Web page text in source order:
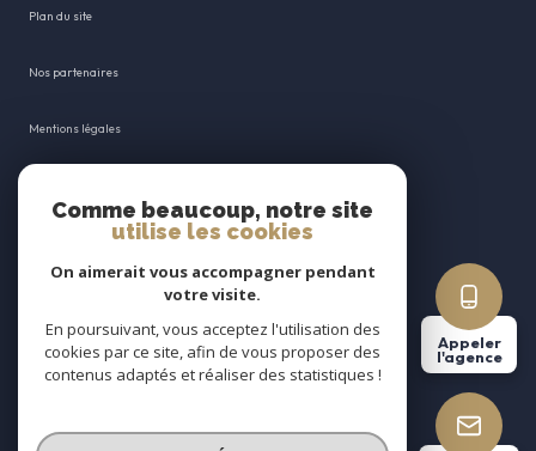
Appeler
l'agence
plan du site
nos partenaires
mentions légales
nos honoraires
cookies
© 2026 | Tous droits réservés
Comme beaucoup, notre site
utilise les cookies
On aimerait vous accompagner pendant
votre visite.
En poursuivant, vous acceptez l'utilisation des
cookies par ce site, afin de vous proposer des
contenus adaptés et réaliser des statistiques !